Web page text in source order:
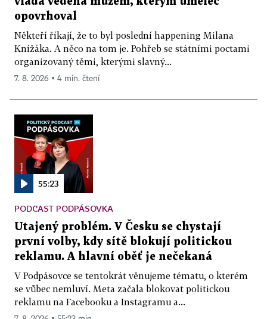
opovrhoval
Někteří říkají, že to byl poslední happening Milana
Knížáka. A něco na tom je. Pohřeb se státními poctami
organizovaný těmi, kterými slavný...
7. 8. 2026 ▪ 4 min. čtení
55:23
PODCAST PODPÁSOVKA
Utajený problém. V Česku se chystají
první volby, kdy sítě blokují politickou
reklamu. A hlavní oběť je nečekaná
V Podpásovce se tentokrát věnujeme tématu, o kterém
se vůbec nemluví. Meta začala blokovat politickou
reklamu na Facebooku a Instagramu a...